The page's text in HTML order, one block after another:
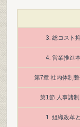
3. 総コスト
4. 営業推進
第7章 社内体制
第1節 人事諸
1. 組織改革